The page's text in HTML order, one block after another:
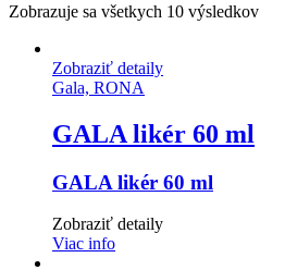
Zobrazuje sa všetkych 10 výsledkov
Zobraziť detaily
Gala, RONA
GALA likér 60 ml
GALA likér 60 ml
Zobraziť detaily
Viac info